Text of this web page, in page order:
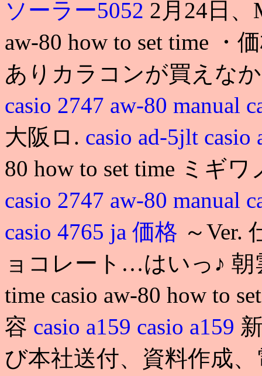
ソーラー5052 2月24日
aw-80 how to set time ・
ありカラコンが買えな
casio 2747 aw-80 manual
大阪ロ. casio ad-5jlt casio
80 how to set time ミギ
casio 2747 aw-80 manual
casio 4765 ja 価格 ～Ver.
ョコレート…はいっ♪ 朝
time casio aw-80 how to
容 casio a159 casio a159
び本社送付、資料作成